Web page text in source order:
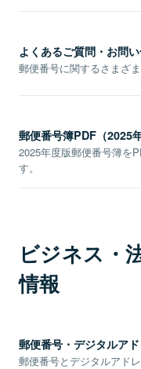
よくあるご質問・お問
郵便番号に関するさまざ
郵便番号簿PDF（2025
2025年度版郵便番号簿を
す。
ビジネス・
情報
郵便番号・デジタルア
郵便番号とデジタルアド